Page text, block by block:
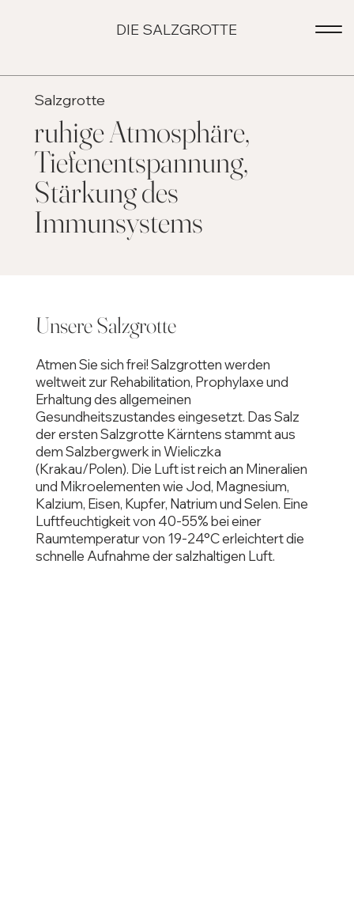
DIE SALZGROTTE
Salzgrotte
ruhige Atmosphäre,
Tiefenentspannung,
Stärkung des
Immunsystems
Unsere Salzgrotte
Atmen Sie sich frei! Salzgrotten werden
weltweit zur Rehabilitation, Prophylaxe und
Erhaltung des allgemeinen
Gesundheitszustandes eingesetzt. Das Salz
der ersten Salzgrotte Kärntens stammt aus
dem Salzbergwerk in Wieliczka
(Krakau/Polen). Die Luft ist reich an Mineralien
und Mikroelementen wie Jod, Magnesium,
Kalzium, Eisen, Kupfer, Natrium und Selen. Eine
Luftfeuchtigkeit von 40-55% bei einer
Raumtemperatur von 19-24°C erleichtert die
schnelle Aufnahme der salzhaltigen Luft.